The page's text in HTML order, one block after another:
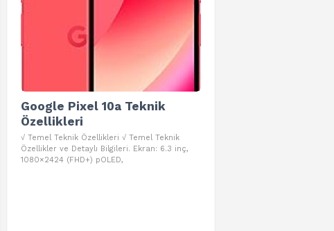
Google Pixel 10a Teknik
Özellikleri
√ Temel Teknik Özellikleri √ Temel Teknik
Özellikler ve Detaylı Bilgileri. Ekran: 6.3 inç,
1080×2424 (FHD+) pOLED,